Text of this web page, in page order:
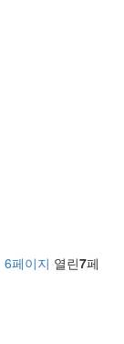
6페이지 열린7페